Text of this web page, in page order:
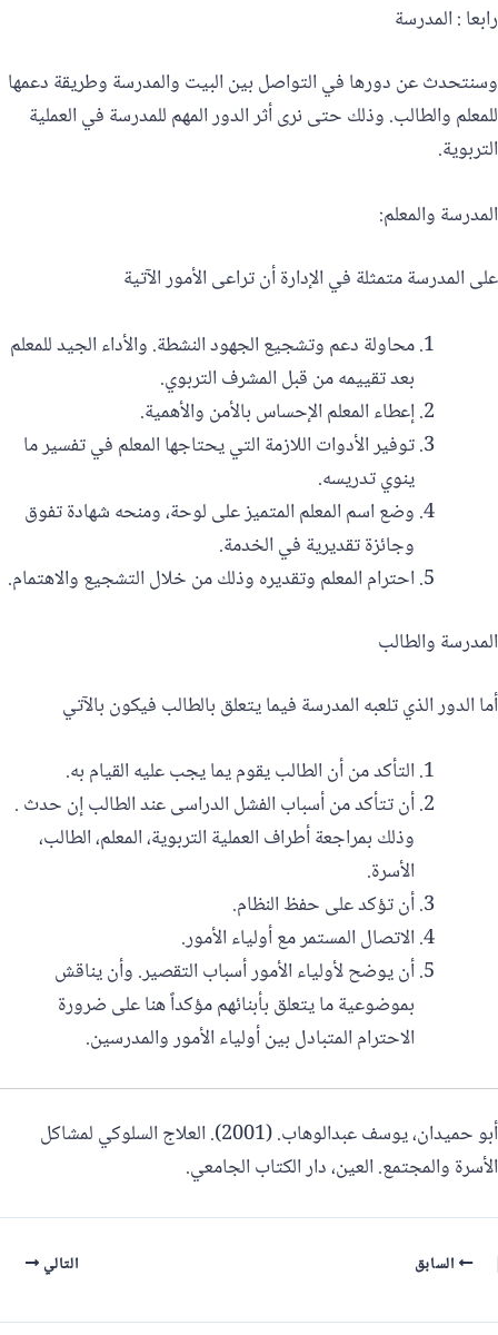
رابعا : المدرسة
وسنتحدث عن دورها في التواصل بين البيت والمدرسة وطريقة دعمها
للمعلم والطالب. وذلك حتى نرى أثر الدور المهم للمدرسة في العملية
التربوية.
المدرسة والمعلم:
على المدرسة متمثلة في الإدارة أن تراعى الأمور الآتية
محاولة دعم وتشجيع الجهود النشطة. والأداء الجيد للمعلم
بعد تقييمه من قبل المشرف التربوي.
إعطاء المعلم الإحساس بالأمن والأهمية.
توفير الأدوات اللازمة التي يحتاجها المعلم في تفسير ما
ينوي تدريسه.
وضع اسم المعلم المتميز على لوحة، ومنحه شهادة تفوق
وجائزة تقديرية في الخدمة.
‏احترام المعلم وتقديره وذلك من خلال التشجيع والاهتمام‎.
المدرسة والطالب
أما الدور الذي تلعبه المدرسة فيما يتعلق بالطالب فيكون بالآتي
‏التأكد من أن الطالب يقوم يما يجب عليه القيام به‎.
أن تتأكد من أسباب الفشل الدراسى عند الطالب إن حدث .
وذلك بمراجعة أطراف العملية التربوية، المعلم، الطالب،
الأسرة.
أن تؤكد على حفظ النظام.
الاتصال المستمر مع أولياء الأمور.
أن يوضح لأولياء الأمور أسباب التقصير. وأن يناقش
بموضوعية ما يتعلق بأبنائهم مؤكداً هنا على ضرورة
الاحترام المتبادل بين أولياء الأمور والمدرسين.
أبو حميدان، يوسف عبدالوهاب. (2001). العلاج السلوكي لمشاكل
الأسرة والمجتمع. العين، دار الكتاب الجامعي.
السابق التالي